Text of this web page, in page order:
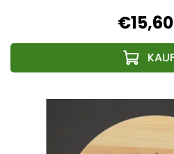
€15,60